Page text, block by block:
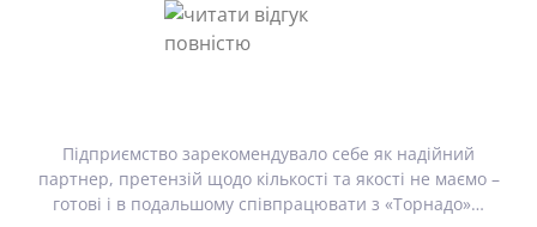
Підприємство зарекомендувало себе як надійний
партнер, претензій щодо кількості та якості не маємо –
готові і в подальшому співпрацювати з «Торнадо»…